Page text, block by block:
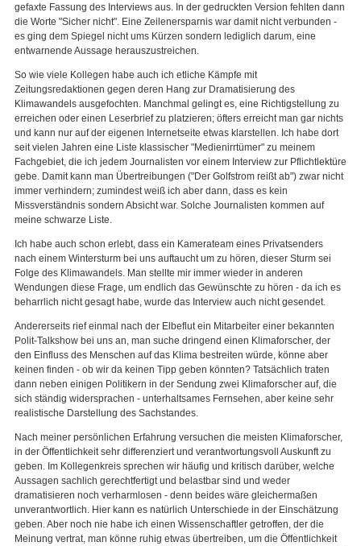
gefaxte Fassung des Interviews aus. In der gedruckten Version fehlten dann
die Worte "Sicher nicht". Eine Zeilenersparnis war damit nicht verbunden -
es ging dem Spiegel nicht ums Kürzen sondern lediglich darum, eine
entwarnende Aussage herauszustreichen.
So wie viele Kollegen habe auch ich etliche Kämpfe mit
Zeitungsredaktionen gegen deren Hang zur Dramatisierung des
Klimawandels ausgefochten. Manchmal gelingt es, eine Richtigstellung zu
erreichen oder einen Leserbrief zu platzieren; öfters erreicht man gar nichts
und kann nur auf der eigenen Internetseite etwas klarstellen. Ich habe dort
seit vielen Jahren eine Liste klassischer "Medienirrtümer" zu meinem
Fachgebiet, die ich jedem Journalisten vor einem Interview zur Pflichtlektüre
gebe. Damit kann man Übertreibungen ("Der Golfstrom reißt ab") zwar nicht
immer verhindern; zumindest weiß ich aber dann, dass es kein
Missverständnis sondern Absicht war. Solche Journalisten kommen auf
meine schwarze Liste.
Ich habe auch schon erlebt, dass ein Kamerateam eines Privatsenders
nach einem Wintersturm bei uns auftaucht um zu hören, dieser Sturm sei
Folge des Klimawandels. Man stellte mir immer wieder in anderen
Wendungen diese Frage, um endlich das Gewünschte zu hören - da ich es
beharrlich nicht gesagt habe, wurde das Interview auch nicht gesendet.
Andererseits rief einmal nach der Elbeflut ein Mitarbeiter einer bekannten
Polit-Talkshow bei uns an, man suche dringend einen Klimaforscher, der
den Einfluss des Menschen auf das Klima bestreiten würde, könne aber
keinen finden - ob wir da keinen Tipp geben könnten? Tatsächlich traten
dann neben einigen Politikern in der Sendung zwei Klimaforscher auf, die
sich ständig widersprachen - unterhaltsames Fernsehen, aber keine sehr
realistische Darstellung des Sachstandes.
Nach meiner persönlichen Erfahrung versuchen die meisten Klimaforscher,
in der Öffentlichkeit sehr differenziert und verantwortungsvoll Auskunft zu
geben. Im Kollegenkreis sprechen wir häufig und kritisch darüber, welche
Aussagen sachlich gerechtfertigt und belastbar sind und weder
dramatisieren noch verharmlosen - denn beides wäre gleichermaßen
unverantwortlich. Hier kann es natürlich Unterschiede in der Einschätzung
geben. Aber noch nie habe ich einen Wissenschaftler getroffen, der die
Meinung vertrat, man könne ruhig etwas übertreiben, um die Öffentlichkeit